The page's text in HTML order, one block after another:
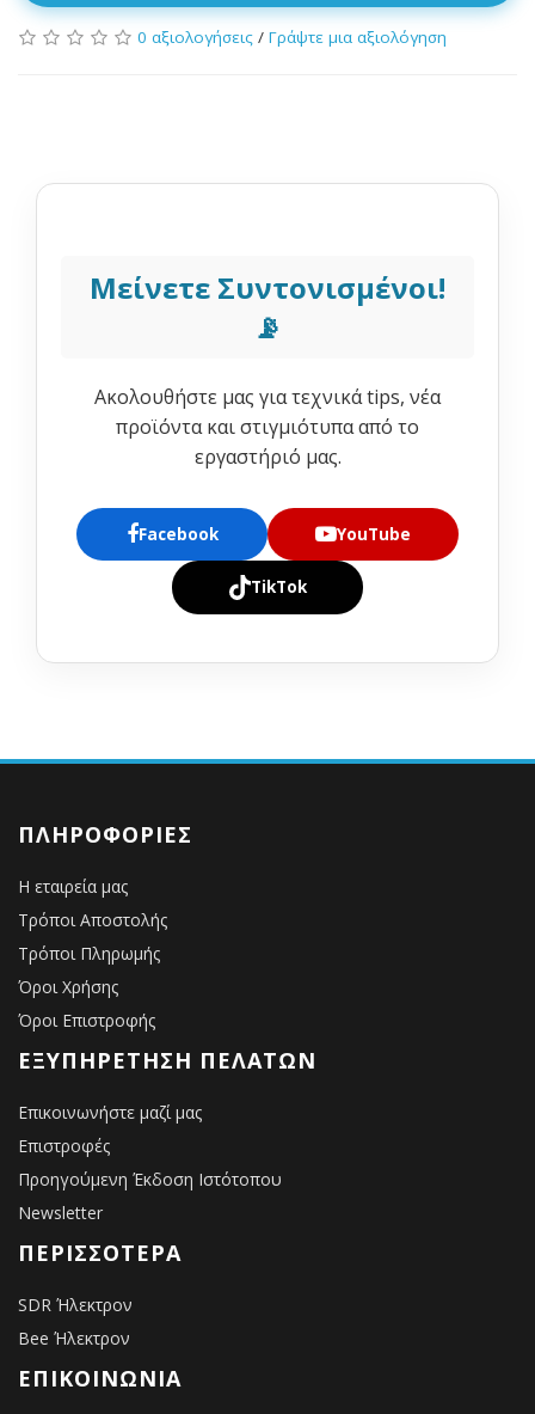
0 αξιολογήσεις / Γράψτε μια αξιολόγηση
Μείνετε Συντονισμένοι!
📡
Ακολουθήστε μας για τεχνικά tips, νέα
προϊόντα και στιγμιότυπα από το
εργαστήριό μας.
Facebook YouTube
TikTok
ΠΛΗΡΟΦΟΡΊΕΣ
Η εταιρεία μας
Τρόποι Αποστολής
Τρόποι Πληρωμής
Όροι Χρήσης
Όροι Επιστροφής
ΕΞΥΠΗΡΈΤΗΣΗ ΠΕΛΑΤΏΝ
Επικοινωνήστε μαζί μας
Επιστροφές
Προηγούμενη Έκδοση Ιστότοπου
Newsletter
ΠΕΡΙΣΣΌΤΕΡΑ
SDR Ήλεκτρον
Bee Ήλεκτρον
ΕΠΙΚΟΙΝΩΝΙΑ